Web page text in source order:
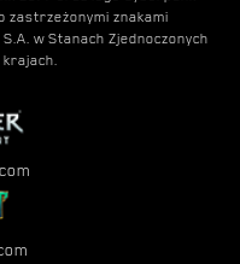
zastrzeżonymi znakami
w Stanach Zjednoczonych